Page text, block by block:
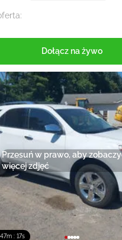
Dołącz na żywo
: 14s
Przesuń w prawo, aby
więcej zdjęć